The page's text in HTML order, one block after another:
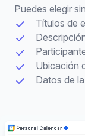
Puedes elegir
Títulos de
Ubicación
Datos de